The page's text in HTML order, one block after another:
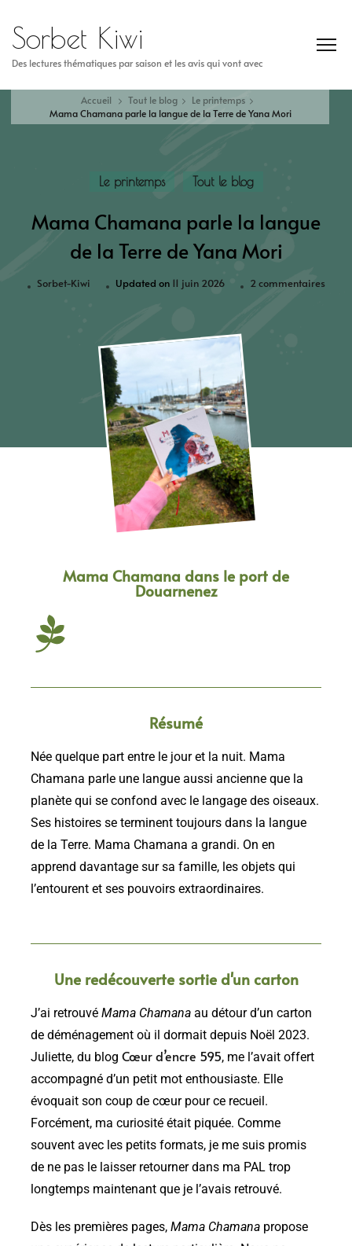
Sorbet Kiwi
Des lectures thématiques par saison et les avis qui vont avec
Accueil Tout le blog
Le printemps
Mama Chamana parle la langue de la Terre de Yana Mori
Le printemps Tout le blog
Mama Chamana parle la langue
de la Terre de Yana Mori
Sorbet-Kiwi Updated on 11 juin 2026 2 commentaires
Mama Chamana dans le port de
Douarnenez
Résumé
Née quelque part entre le jour et la nuit. Mama
Chamana parle une langue aussi ancienne que la
planète qui se confond avec le langage des oiseaux.
Ses histoires se terminent toujours dans la langue
de la Terre. Mama Chamana a grandi. On en
apprend davantage sur sa famille, les objets qui
l’entourent et ses pouvoirs extraordinaires.
Une redécouverte sortie d'un carton
J’ai retrouvé Mama Chamana au détour d’un carton
de déménagement où il dormait depuis Noël 2023.
Juliette, du blog Cœur d’encre 595, me l’avait offert
accompagné d’un petit mot enthousiaste. Elle
évoquait son coup de cœur pour ce recueil.
Forcément, ma curiosité était piquée. Comme
souvent avec les petits formats, je me suis promis
de ne pas le laisser retourner dans ma PAL trop
longtemps maintenant que je l’avais retrouvé.
Dès les premières pages, Mama Chamana propose